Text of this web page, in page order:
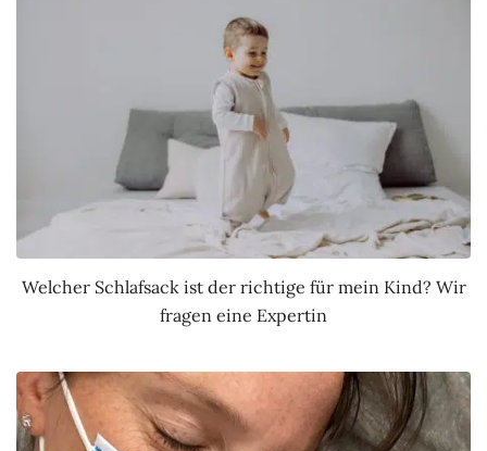
Welcher Schlafsack ist der richtige für mein Kind? Wir
fragen eine Expertin